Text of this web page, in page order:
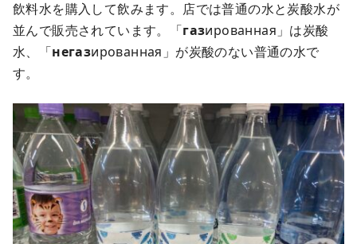
飲料水を購入して飲みます。店では普通の水と炭酸水が
並んで販売されています。「газированная」は炭酸
水、「негазированная」が炭酸のない普通の水で
す。